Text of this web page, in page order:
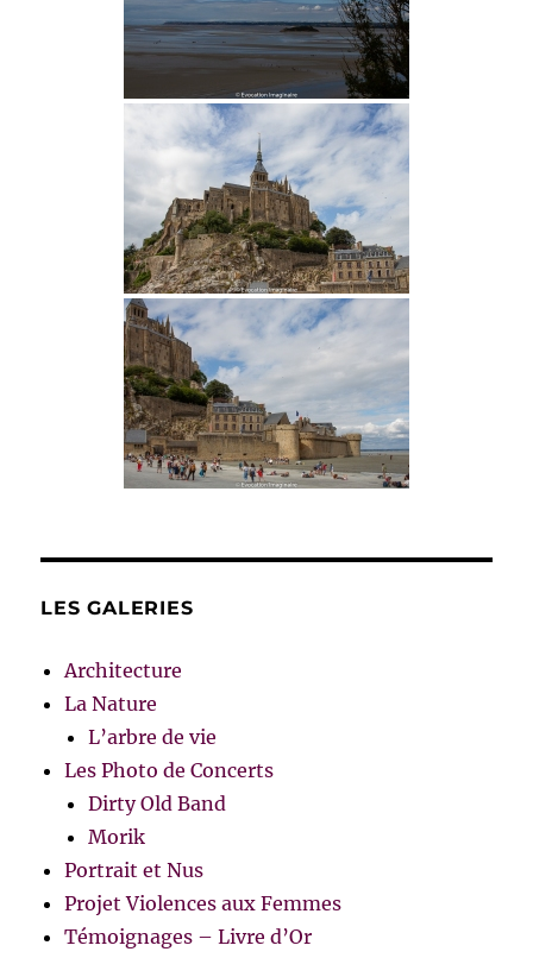
LES GALERIES
Architecture
La Nature
L’arbre de vie
Les Photo de Concerts
Dirty Old Band
Morik
Portrait et Nus
Projet Violences aux Femmes
Témoignages – Livre d’Or